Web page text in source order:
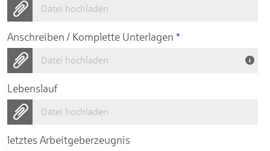
Datei hochladen
Anschreiben / Komplette Unterlagen *
Datei hochladen
Lebenslauf
Datei hochladen
letztes Arbeitgeberzeugnis